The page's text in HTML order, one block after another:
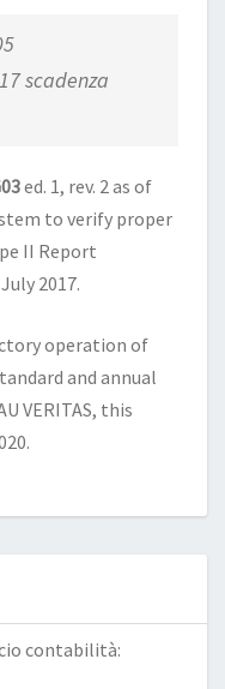
scadenza
ed. 1, rev. 2 as of
to verify proper
II Report
2017.
operation of
and annual
VERITAS, this
contabilità: